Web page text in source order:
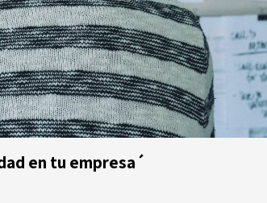
en tu empresa´